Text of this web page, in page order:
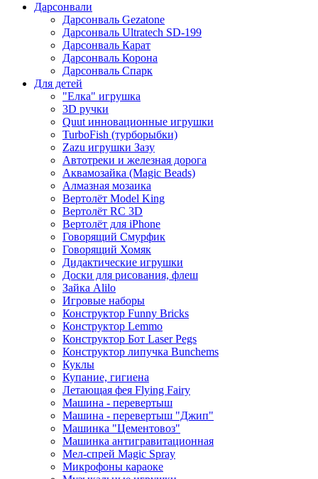
Дарсонвали
Дарсонваль Gezatone
Дарсонваль Ultratech SD-199
Дарсонваль Карат
Дарсонваль Корона
Дарсонваль Спарк
Для детей
"Елка" игрушка
3D ручки
Quut инновационные игрушки
TurboFish (турборыбки)
Zazu игрушки Зазу
Автотреки и железная дорога
Аквамозайка (Magic Beads)
Алмазная мозаика
Вертолёт Model King
Вертолёт RC 3D
Вертолёт для iPhone
Говорящий Смурфик
Говорящий Хомяк
Дидактические игрушки
Доски для рисования, флеш
Зайка Alilo
Игровые наборы
Конструктор Funny Bricks
Конструктор Lemmo
Конструктор Бот Laser Pegs
Конструктор липучка Bunchems
Куклы
Купание, гигиена
Летающая фея Flying Fairy
Машина - перевертыш
Машина - перевертыш "Джип"
Машинка "Цементовоз"
Машинка антигравитационная
Мел-спрей Magic Spray
Микрофоны караоке